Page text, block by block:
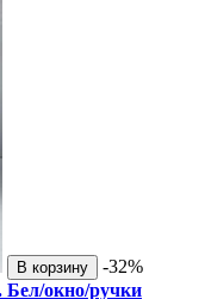
В корзину
-32%
Бел/окно/ручки